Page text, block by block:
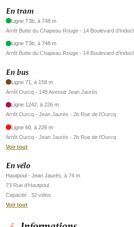
En tram
Ligne T3b, à 748 m
Arrêt Butte du Chapeau Rouge - 14 Boulevard
Ligne T3b, à 748 m
Arrêt Butte du Chapeau Rouge - 14 Boulevard
En bus
Ligne 71, à 158 m
Arrêt Ourcq - 148 Avenue Jean Jaurès
Ligne 1242, à 226 m
Arrêt Ourcq - Jean Jaurès - 2b Rue de l'Ourcq
Ligne 60, à 226 m
Arrêt Ourcq - Jean Jaurès - 2b Rue de l’Ourcq
Voir tout
En vélo
Hautpoul - Jean Jaurès, à 74 m
73 Rue d'Hautpoul
Capacité : 32 vélos
Voir tout